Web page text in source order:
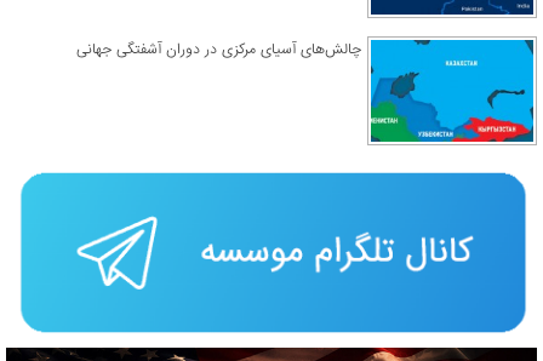
چالش‌های آسیای مرکزی در دوران آشفتگی جهانی